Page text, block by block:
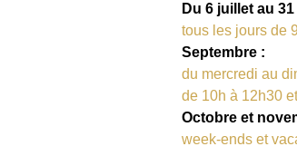
Du 6 juillet au
tous les jours de
Septembre :
du mercredi au
de 10h à 12h30
Octobre et
week-ends et